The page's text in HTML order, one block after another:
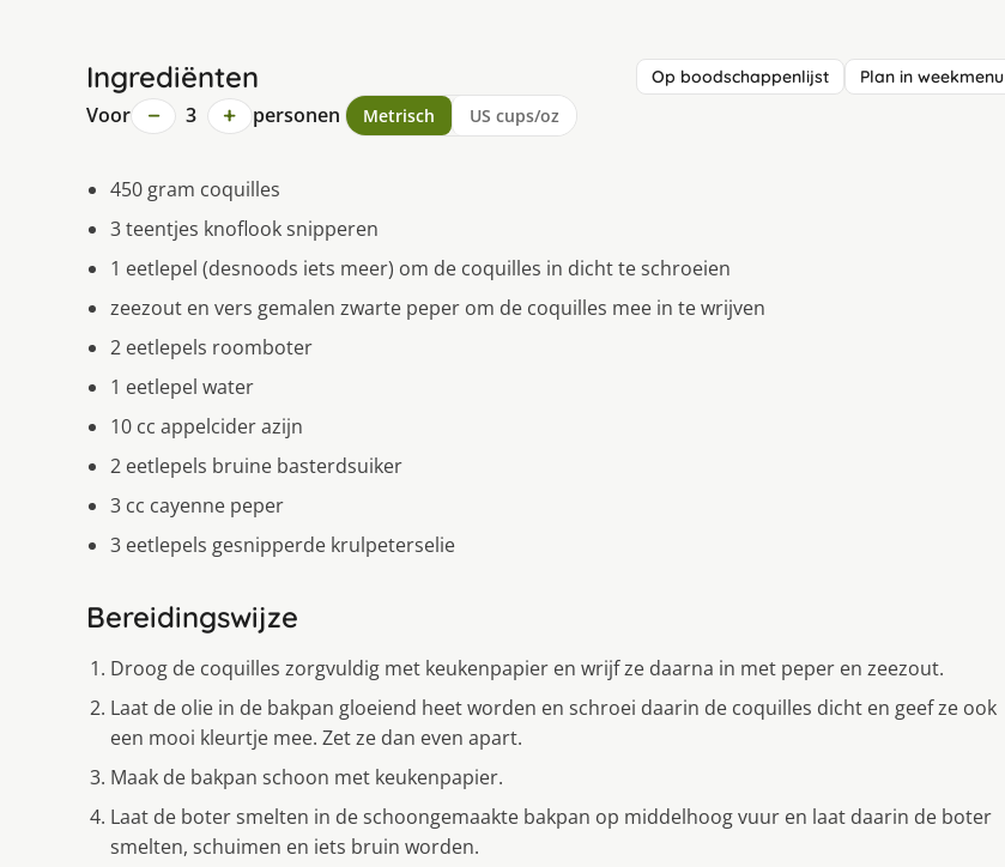
Ingrediënten Op boodschappenlijst Plan in weekmenu
Voor − 3 + personen Metrisch US cups/oz
450 gram coquilles
3 teentjes knoflook snipperen
1 eetlepel (desnoods iets meer) om de coquilles in dicht te schroeien
zeezout en vers gemalen zwarte peper om de coquilles mee in te wrijven
2 eetlepels roomboter
1 eetlepel water
10 cc appelcider azijn
2 eetlepels bruine basterdsuiker
3 cc cayenne peper
3 eetlepels gesnipperde krulpeterselie
Bereidingswijze
Droog de coquilles zorgvuldig met keukenpapier en wrijf ze daarna in met peper en zeezout.
Laat de olie in de bakpan gloeiend heet worden en schroei daarin de coquilles dicht en geef ze ook
een mooi kleurtje mee. Zet ze dan even apart.
Maak de bakpan schoon met keukenpapier.
Laat de boter smelten in de schoongemaakte bakpan op middelhoog vuur en laat daarin de boter
smelten, schuimen en iets bruin worden.